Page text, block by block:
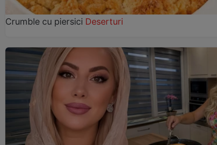
Crumble cu piersici Deserturi